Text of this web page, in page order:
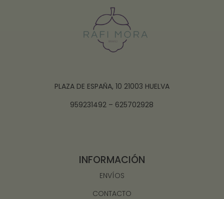
PLAZA DE ESPAÑA, 10 21003 HUELVA
959231492 – 625702928
INFORMACIÓN
ENVÍOS
CONTACTO